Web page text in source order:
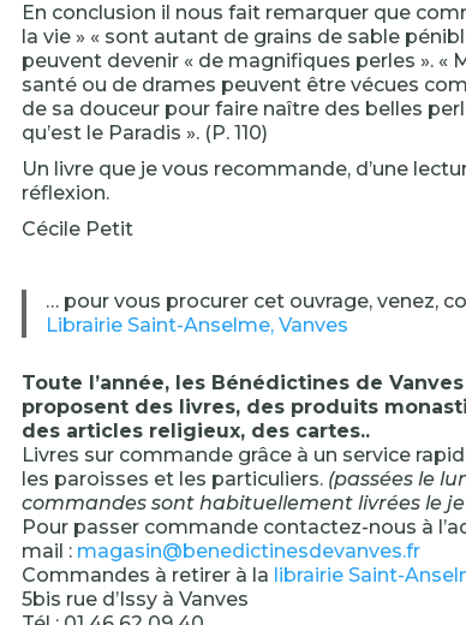
En conclusion il nous fait remarquer que
la vie » « sont autant de grains de sable
peuvent devenir « de magnifiques perles ». «
santé ou de drames peuvent être vécues
de sa douceur pour faire naître des belles
qu’est le Paradis ». (P. 110)
Un livre que je vous recommande, d’une
réflexion.
Cécile Petit
… pour vous procurer cet ouvrage, venez,
Librairie Saint-Anselme, Vanves
Toute l’année, les Bénédictines de Vanves
proposent des livres, des produits
des articles religieux, des cartes..
Livres sur commande grâce à un service
les paroisses et les particuliers. (passées le
commandes sont habituellement livrées le
Pour passer commande contactez-nous à
mail : magasin@benedictinesdevanves.fr
Commandes à retirer à la librairie Saint-
5bis rue d’Issy à Vanves